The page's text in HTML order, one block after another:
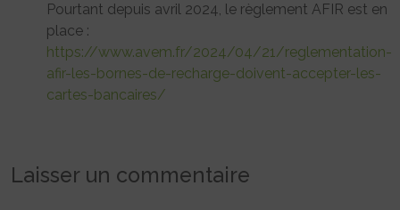
Pourtant depuis avril 2024, le règlement AFIR est en
place :
https://www.avem.fr/2024/04/21/reglementation-
afir-les-bornes-de-recharge-doivent-accepter-les-
cartes-bancaires/
Laisser un commentaire